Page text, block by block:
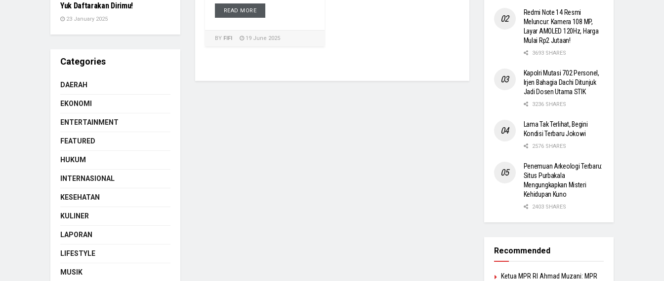
READ MORE
BY FIFI 19 June 2025
Yuk Daftarakan Dirimu!
23 January 2025
Categories
DAERAH
EKONOMI
ENTERTAINMENT
FEATURED
HUKUM
INTERNASIONAL
KESEHATAN
KULINER
LAPORAN
LIFESTYLE
MUSIK
Redmi Note 14 Resmi
Meluncur: Kamera 108 MP,
Layar AMOLED 120Hz, Harga
Mulai Rp2 Jutaan!
3693 SHARES
Kapolri Mutasi 702 Personel,
Irjen Bahagia Dachi Ditunjuk
Jadi Dosen Utama STIK
3236 SHARES
Lama Tak Terlihat, Begini
Kondisi Terbaru Jokowi
2576 SHARES
Penemuan Arkeologi Terbaru:
Situs Purbakala
Mengungkapkan Misteri
Kehidupan Kuno
2403 SHARES
Recommended
Ketua MPR RI Ahmad Muzani: MPR